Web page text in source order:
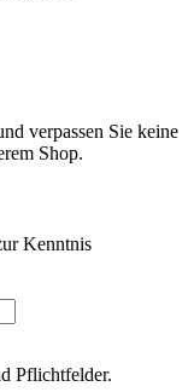
verpassen Sie keine
Shop.
Kenntnis
Pflichtfelder.